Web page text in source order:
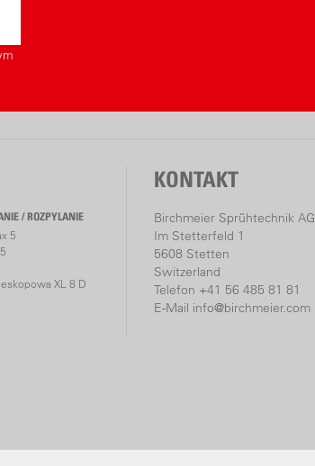
/ ROZPYLANIE
5
XL 8 D
KONTAKT
Birchmeier Sprühtechnik AG
Im Stetterfeld 1
5608 Stetten
Switzerland
Telefon +41 56 485 81 81
E-Mail info@birchmeier.com